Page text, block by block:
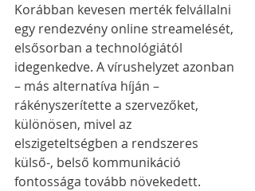
Korábban kevesen merték felvállalni
egy rendezvény online streamelését,
elsősorban a technológiától
idegenkedve. A vírushelyzet azonban
– más alternatíva híján –
rákényszerítette a szervezőket,
különösen, mivel az
elszigeteltségben a rendszeres
külső-, belső kommunikáció
fontossága tovább növekedett.